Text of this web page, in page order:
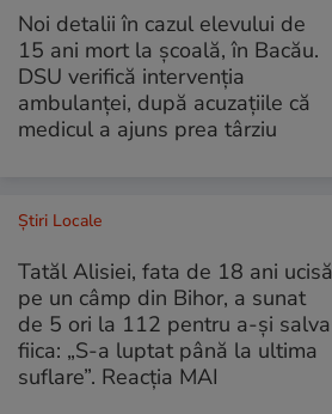
Noi detalii în cazul elevului de
15 ani mort la școală, în Bacău.
DSU verifică intervenția
ambulanței, după acuzațiile că
medicul a ajuns prea târziu
Știri Locale
Tatăl Alisiei, fata de 18 ani ucisă
pe un câmp din Bihor, a sunat
de 5 ori la 112 pentru a-și salva
fiica: „S-a luptat până la ultima
suflare”. Reacția MAI